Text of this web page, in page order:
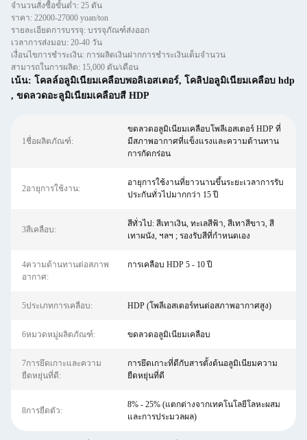
จำนวนสั่งซื้อขั้นต่ำ: 25 ตัน
ราคา: 22000-27000 yuan/ton
รายละเอียดการบรรจุ: บรรจุภัณฑ์ส่งออก
เวลาการส่งมอบ: 20-40 วัน
เงื่อนไขการชำระเงิน: การผลิตเงินฝากการชำระเงินเต็มจำนวน
สามารถในการผลิต: 15,000 ตัน/เดือน
เน้น: โคลล์อลูมิเนียมเคลือบพอลิเอสเตอร์, โคลิปอลูมิเนียมเคลือบ hdp
, ขดลวดอะลูมิเนียมเคลือบสี HDP
1ชื่อผลิตภัณฑ์:
ขดลวดอลูมิเนียมเคลือบโพลีเอสเตอร์ HDP ที่
มีสภาพอากาศที่แข็งแรงและความต้านทาน
การกัดกร่อน
2อายุการใช้งาน:
อายุการใช้งานที่ยาวนานขึ้นระยะเวลาการรับ
ประกันทั่วไปมากกว่า 15 ปี
3สีเคลือบ:
สีทั่วไป: สีเทาเงิน, ทะเลสีฟ้า, สีเทาสีขาว, สี
เทาผนัง, ฯลฯ ; รองรับสีที่กำหนดเอง
4ความต้านทานต่อสภาพ
อากาศ:
การเคลือบ HDP 5 - 10 ปี
5ประเภทการเคลือบ: HDP (โพลีเอสเตอร์ทนต่อสภาพอากาศสูง)
6หมวดหมู่ผลิตภัณฑ์: ขดลวดอลูมิเนียมเคลือบ
7การยึดเกาะและความ
ยืดหยุ่นที่ดี:
การยึดเกาะที่ดีกับสารตั้งต้นอลูมิเนียมความ
ยืดหยุ่นที่ดี
8การยืดตัว:
8% - 25% (แตกต่างจากเทคโนโลยีโลหะผสม
และการประมวลผล)